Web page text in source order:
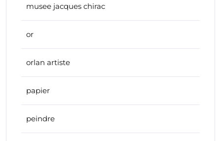
musee jacques chirac
or
orlan artiste
papier
peindre